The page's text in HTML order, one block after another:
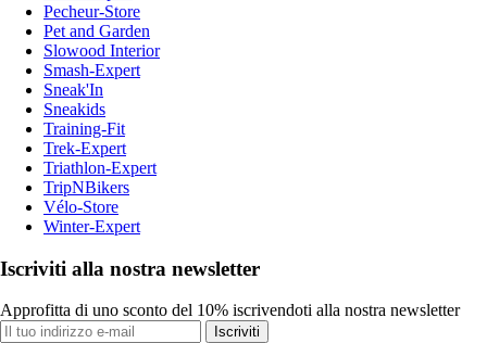
Pecheur-Store
Pet and Garden
Slowood Interior
Smash-Expert
Sneak'In
Sneakids
Training-Fit
Trek-Expert
Triathlon-Expert
TripNBikers
Vélo-Store
Winter-Expert
Iscriviti alla nostra newsletter
Approfitta di uno sconto del 10% iscrivendoti alla nostra newsletter
Iscriviti